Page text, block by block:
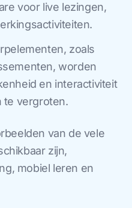
voor live lezingen,
zoals
worden
en interactiviteit
te vergroten.
van de vele
zijn,
mobiel leren en